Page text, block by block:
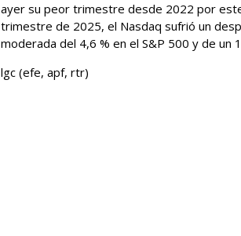
ayer su peor trimestre desde 2022 por
trimestre de 2025, el Nasdaq sufrió un
moderada del 4,6 % en el S&P 500 y de un
lgc (efe, apf, rtr)